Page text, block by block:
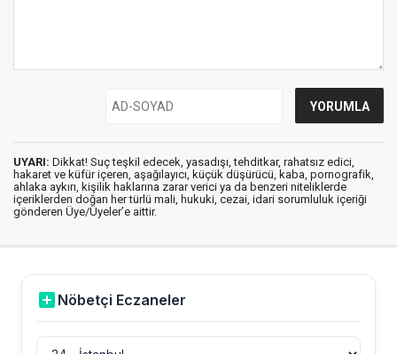
UYARI: Dikkat! Suç teşkil edecek, yasadışı, tehditkar, rahatsız edici,
hakaret ve küfür içeren, aşağılayıcı, küçük düşürücü, kaba, pornografik,
ahlaka aykırı, kişilik haklarına zarar verici ya da benzeri niteliklerde
içeriklerden doğan her türlü mali, hukuki, cezai, idari sorumluluk içeriği
gönderen Üye/Üyeler’e aittir.